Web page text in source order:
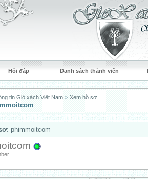
Hỏi đáp Danh sách thành viên
tin Giỏ xách Việt Nam > Xem hồ sơ
: phimmoitcom